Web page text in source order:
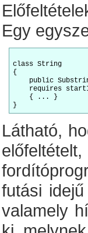
Egy
class String
{
public
requires
    { ... }
Látható,
futási
valamely